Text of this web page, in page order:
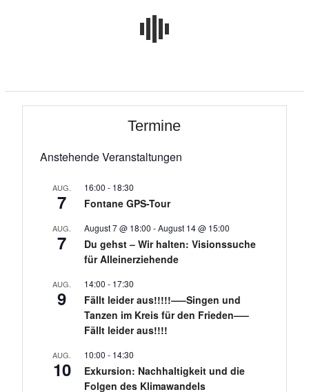
Termine
Anstehende Veranstaltungen
AUG.
7
16:00 - 18:30
Fontane GPS-Tour
AUG.
7
August 7 @ 18:00 -August 14 @ 15:00
Du gehst – Wir halten: Visionssuche
für Alleinerziehende
AUG.
9
14:00 - 17:30
Fällt leider aus!!!!!—–Singen und
Tanzen im Kreis für den Frieden—–
Fällt leider aus!!!!
AUG.
10
10:00 - 14:30
Exkursion: Nachhaltigkeit und die
Folgen des Klimawandels